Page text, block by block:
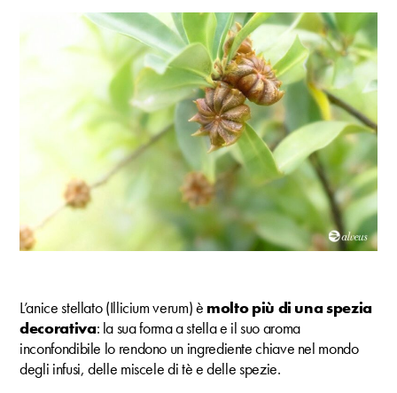
L’anice stellato (Illicium verum) è molto più di una spezia
decorativa: la sua forma a stella e il suo aroma
inconfondibile lo rendono un ingrediente chiave nel mondo
degli infusi, delle miscele di tè e delle spezie.